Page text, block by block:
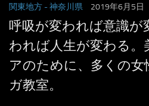
関東地方 - 神奈川県 2019年6月5日
呼吸が変われば意識が
われば人生が変わる。
アのために、多くの女
ガ教室。